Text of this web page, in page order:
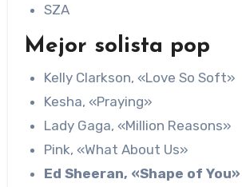
SZA
Mejor solista pop
Kelly Clarkson, «Love So Soft»
Kesha, «Praying»
Lady Gaga, «Million Reasons»
Pink, «What About Us»
Ed Sheeran, «Shape of You»